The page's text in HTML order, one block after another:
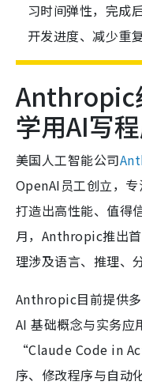
习时间弹性，完成
开发进度、减少重
Anthropic
学用AI写
美国人工智能公司
OpenAI员工创立，专
打造出高性能、值得
月，Anthropic推出
理涉及语言、推理、
Anthropic目前提供
AI 基础概念与实务应
“Claude Code in
序、修改程序与自动